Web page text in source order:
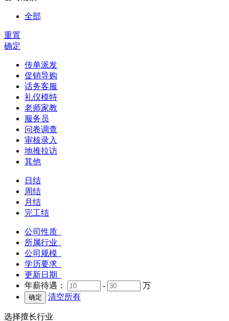
全部
重置
确定
传单派发
促销导购
话务客服
礼仪模特
老师家教
服务员
问卷调查
审核录入
地推拉访
其他
日结
周结
月结
完工结
公司性质
所属行业
公司规模
学历要求
更新日期
年薪待遇：
-
万
清空所有
选择擅长行业